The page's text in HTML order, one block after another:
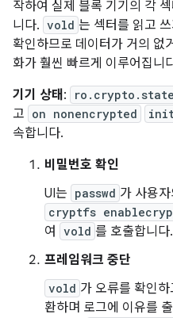
작하여 실제 블록 기기의 각
니다. vold 는 섹터를 읽고
확인하므로 데이터가 거의 없
화가 훨씬 빠르게 이루어집니
기기 상태 :
고 on nonencrypted
속합니다.
비밀번호 확인
UI는 passwd 가 사용
cryptfs
여
vold 를 호출합니다.
프레임워크 중단
vold 가 오류를 확인
환하며 로그에 이유를